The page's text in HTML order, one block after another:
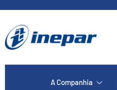
A Companhia